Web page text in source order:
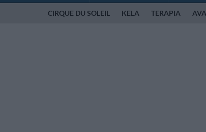
CIRQUE DU SOLEIL KELA TERAPIA